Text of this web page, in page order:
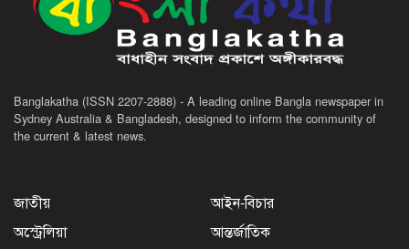
Banglakatha (ISSN 2207-2888) - A leading online Bangla newspaper in
Sydney Australia & Bangladesh, designed to inform the community of
the current & latest news.
জাতীয়
আইন-বিচার
অস্ট্রেলিয়া
আন্তর্জাতিক